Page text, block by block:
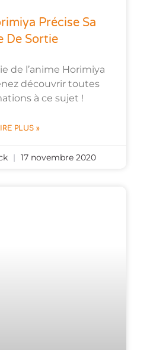
Précise Sa
De Sortie
de l’anime Horimiya
découvrir toutes
à ce sujet !
PLUS »
17 novembre 2020